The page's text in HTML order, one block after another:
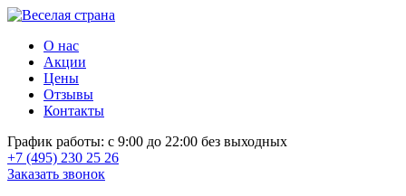
О нас
Акции
Цены
Отзывы
Контакты
График работы: с 9:00 до 22:00 без выходных
+7 (495) 230 25 26
Заказать звонок